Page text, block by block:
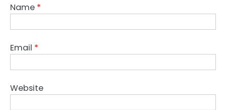
Name *
Email *
Website